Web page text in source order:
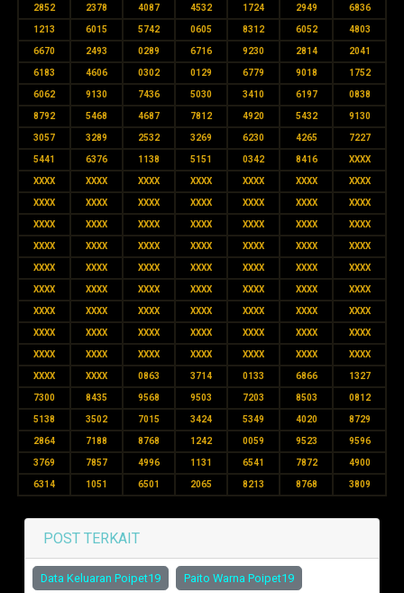
2852 2378 4087 4532 1724 2949 6836
1213 6015 5742 0605 8312 6052 4803
6670 2493 0289 6716 9230 2814 2041
6183 4606 0302 0129 6779 9018 1752
6062 9130 7436 5030 3410 6197 0838
8792 5468 4687 7812 4920 5432 9130
3057 3289 2532 3269 6230 4265 7227
5441 6376 1138 5151 0342 8416 XXXX
XXXX XXXX XXXX XXXX XXXX XXXX XXXX
XXXX XXXX XXXX XXXX XXXX XXXX XXXX
XXXX XXXX XXXX XXXX XXXX XXXX XXXX
XXXX XXXX XXXX XXXX XXXX XXXX XXXX
XXXX XXXX XXXX XXXX XXXX XXXX XXXX
XXXX XXXX XXXX XXXX XXXX XXXX XXXX
XXXX XXXX XXXX XXXX XXXX XXXX XXXX
XXXX XXXX XXXX XXXX XXXX XXXX XXXX
XXXX XXXX XXXX XXXX XXXX XXXX XXXX
XXXX XXXX 0863 3714 0133 6866 1327
7300 8435 9568 9503 7203 8503 0812
5138 3502 7015 3424 5349 4020 8729
2864 7188 8768 1242 0059 9523 9596
3769 7857 4996 1131 6541 7872 4900
6314 1051 6501 2065 8213 8768 3809
POST TERKAIT
Data Keluaran Poipet19 Paito Warna Poipet19